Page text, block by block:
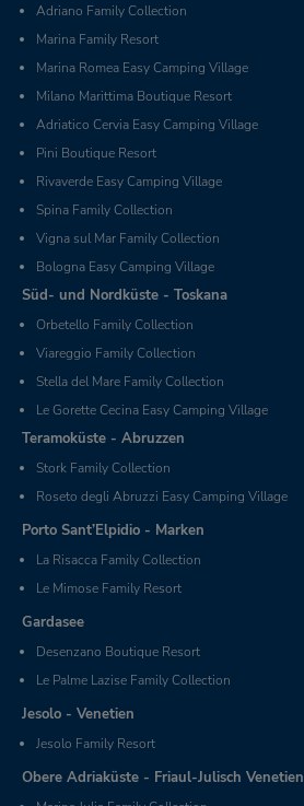
Adriano Family Collection
Marina Family Resort
Marina Romea Easy Camping Village
Milano Marittima Boutique Resort
Adriatico Cervia Easy Camping Village
Pini Boutique Resort
Rivaverde Easy Camping Village
Spina Family Collection
Vigna sul Mar Family Collection
Bologna Easy Camping Village
Süd- und Nordküste - Toskana
Orbetello Family Collection
Viareggio Family Collection
Stella del Mare Family Collection
Le Gorette Cecina Easy Camping Village
Teramoküste - Abruzzen
Stork Family Collection
Roseto degli Abruzzi Easy Camping Village
Porto Sant’Elpidio - Marken
La Risacca Family Collection
Le Mimose Family Resort
Gardasee
Desenzano Boutique Resort
Le Palme Lazise Family Collection
Jesolo - Venetien
Jesolo Family Resort
Obere Adriaküste - Friaul-Julisch Venetien